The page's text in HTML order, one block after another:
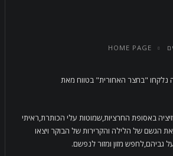
HOME PAGE
"בחצר האחורית" בטווח מאת
באסופת החרציות,שמוטות עלי הכותרת,ראיתי
הגשם של הלילה והקרירות של הבוקר ויצאו
מזון ומזור לנפשם.